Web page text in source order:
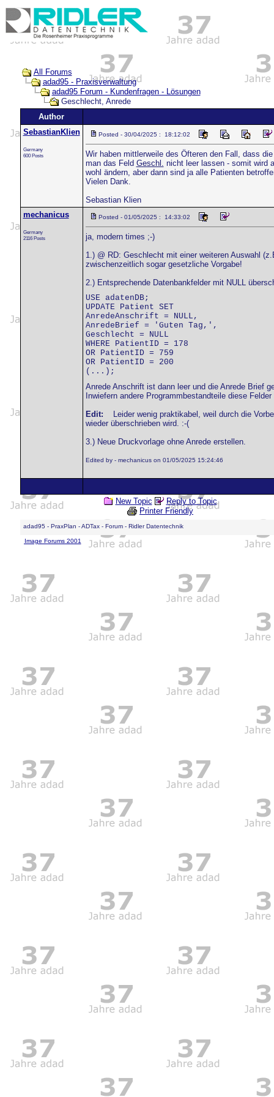
All Forums
adad95 - Praxisverwaltung
adad95 Forum - Kundenfragen - Lösungen
Geschlecht, Anrede
Author
SebastianKlien
Germany
600 Posts
Posted - 30/04/2025 : 18:12:02
Wir haben mittlerweile des Öfteren den Fall, dass
man das Feld Geschl. nicht leer lassen - somit wird
wohl ändern, aber dann sind ja alle Patienten
Vielen Dank.
Sebastian Klien
mechanicus
Germany
2116 Posts
Posted - 01/05/2025 : 14:33:02
ja, modern times ;-)
1.) @ RD: Geschlecht mit einer weiteren Auswahl
zwischenzeitlich sogar gesetzliche Vorgabe!
2.) Entsprechende Datenbankfelder mit NULL
USE adatenDB;
UPDATE Patient SET
AnredeAnschrift = NULL,
AnredeBrief = 'Guten Tag,',
Geschlecht = NULL
WHERE PatientID = 178
OR PatientID = 759
OR PatientID = 200
(...);
Anrede Anschrift ist dann leer und die Anrede Brief
Inwiefern andere Programmbestandteile diese
Edit: Leider wenig praktikabel, weil durch die
wieder überschrieben wird. :-(
3.) Neue Druckvorlage ohne Anrede erstellen.
Edited by - mechanicus on 01/05/2025 15:24:46
New Topic
Reply to Topic
Printer Friendly
adad95 - PraxPlan - ADTax - Forum - Ridler Datentechnik
Image Forums 2001